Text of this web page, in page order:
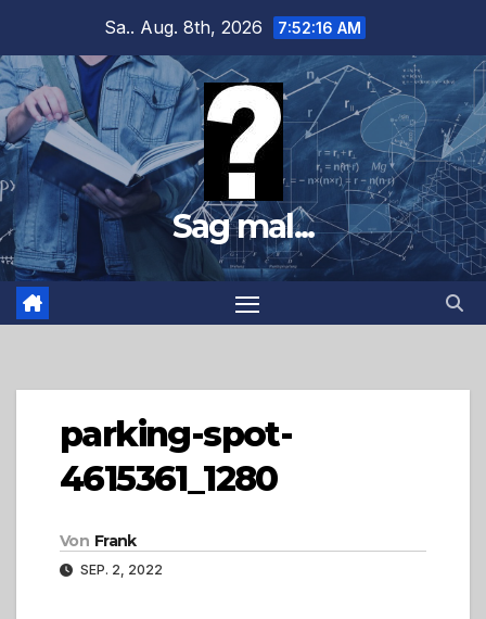
springen
Sa.. Aug. 8th, 2026 7:52:17 AM
Sag mal...
parking-spot-
4615361_1280
Von Frank
SEP. 2, 2022